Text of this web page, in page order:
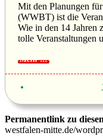
Mit den Planungen
(WWBT) ist die
Wie in den 14 Jahren
tolle Veranstaltungen
Permanentlink zu
westfalen-mitte.de/